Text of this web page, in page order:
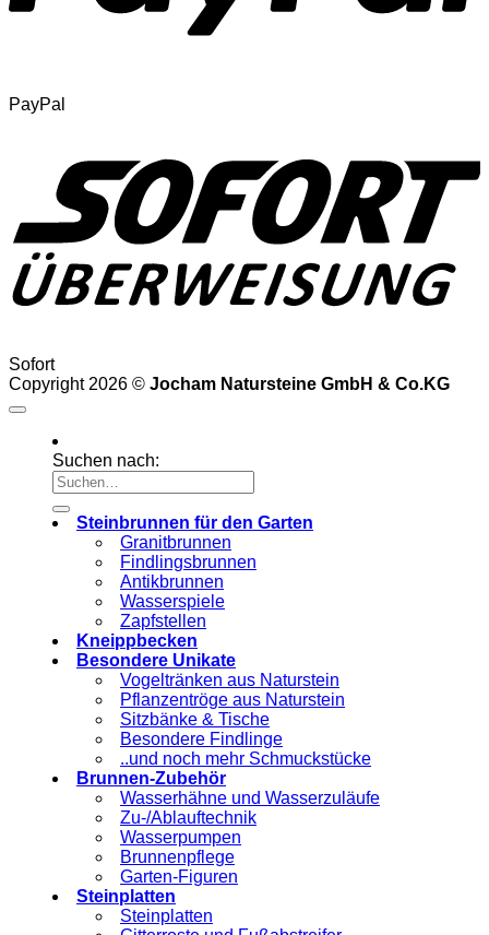
PayPal
Sofort
Copyright 2026 © Jocham Natursteine GmbH & Co.KG
Suchen nach:
Steinbrunnen für den Garten
Granitbrunnen
Findlingsbrunnen
Antikbrunnen
Wasserspiele
Zapfstellen
Kneippbecken
Besondere Unikate
Vogeltränken aus Naturstein
Pflanzentröge aus Naturstein
Sitzbänke & Tische
Besondere Findlinge
..und noch mehr Schmuckstücke
Brunnen-Zubehör
Wasserhähne und Wasserzuläufe
Zu-/Ablauftechnik
Wasserpumpen
Brunnenpflege
Garten-Figuren
Steinplatten
Steinplatten